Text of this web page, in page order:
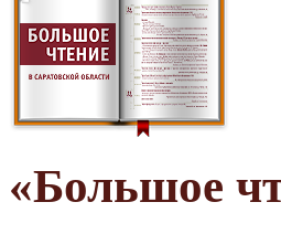
«Большое